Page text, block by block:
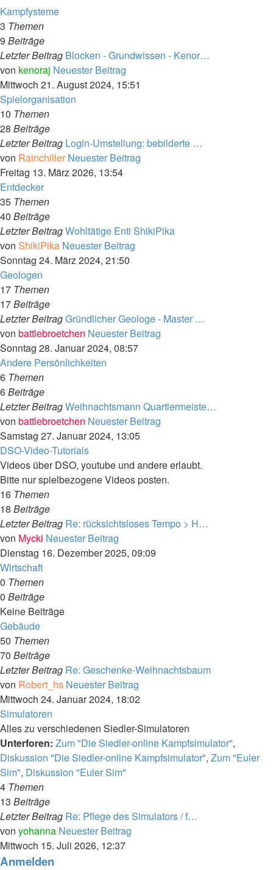
Kampfysteme
3 Themen
9 Beiträge
Letzter Beitrag Blocken - Grundwissen - Kenor…
von kenoraj Neuester Beitrag
Mittwoch 21. August 2024, 15:51
Spielorganisation
10 Themen
28 Beiträge
Letzter Beitrag Login-Umstellung: bebilderte …
von Rainchiller Neuester Beitrag
Freitag 13. März 2026, 13:54
Entdecker
35 Themen
40 Beiträge
Letzter BeitragWohltätige Enti ShikiPika
von ShikiPika Neuester Beitrag
Sonntag 24. März 2024, 21:50
Geologen
17 Themen
17Beiträge
Letzter BeitragGründlicher Geologe - Master …
von battlebroetchen Neuester Beitrag
Sonntag 28. Januar 2024, 08:57
Andere Persönlichkeiten
6 Themen
6Beiträge
Letzter BeitragWeihnachtsmann Quartiermeiste…
von battlebroetchen Neuester Beitrag
Samstag 27. Januar 2024, 13:05
DSO-Video-Tutorials
Videos über DSO, youtube und andere erlaubt.
Bitte nur spielbezogene Videos posten.
16 Themen
18 Beiträge
Letzter Beitrag Re: rücksichtsloses Tempo > H…
von Mycki Neuester Beitrag
Dienstag 16. Dezember 2025, 09:09
Wirtschaft
0 Themen
0 Beiträge
Keine Beiträge
Gebäude
50 Themen
70 Beiträge
Letzter Beitrag Re: Geschenke-Weihnachtsbaum
von Robert_hs Neuester Beitrag
Mittwoch 24. Januar 2024, 18:02
Simulatoren
Alles zu verschiedenen Siedler-Simulatoren
Unterforen: Zum "Die Siedler-online Kampfsimulator",
Diskussion "Die Siedler-online Kampfsimulator", Zum "Euler
Sim", Diskussion "Euler Sim"
4 Themen
13 Beiträge
Letzter Beitrag Re: Pflege des Simulators / f…
von yohanna Neuester Beitrag
Mittwoch 15. Juli 2026, 12:37
Anmelden